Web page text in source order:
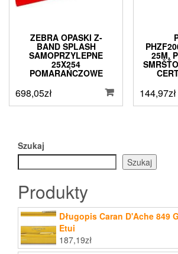
ZEBRA OPASKI Z-
BAND SPLASH
SAMOPRZYLEPNE
25X254
POMARAŃCZOWE
698,05zł
25M,
144,97zł
Szukaj
Szukaj
Produkty
Długopis Caran D'Ache 849
Etui
187,19zł